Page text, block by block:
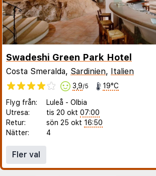
Swadeshi Green Park Hotel
Costa Smeralda, Sardinien, Italien
3,9/5 19°C
Flyg från: Luleå - Olbia
Utresa:
tis 20 okt 07:00
Retur:
sön 25 okt 16:50
Nätter:
4
Fler val